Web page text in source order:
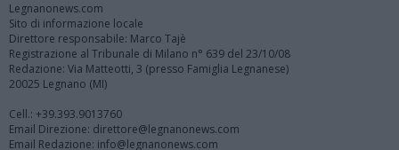
Legnanonews.com
Sito di informazione locale
Direttore responsabile: Marco Tajè
Registrazione al Tribunale di Milano n° 639 del 23/10/08
Redazione: Via Matteotti, 3 (presso Famiglia Legnanese)
20025 Legnano (MI)
Cell.: +39.393.9013760
Email Direzione: direttore@legnanonews.com
Email Redazione: info@legnanonews.com